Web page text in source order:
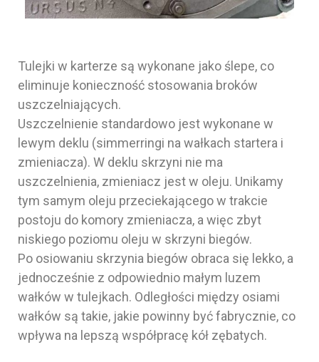
Tulejki w karterze są wykonane jako ślepe, co
eliminuje konieczność stosowania broków
uszczelniających.
Uszczelnienie standardowo jest wykonane w
lewym deklu (simmerringi na wałkach startera i
zmieniacza). W deklu skrzyni nie ma
uszczelnienia, zmieniacz jest w oleju. Unikamy
tym samym oleju przeciekającego w trakcie
postoju do komory zmieniacza, a więc zbyt
niskiego poziomu oleju w skrzyni biegów.
Po osiowaniu skrzynia biegów obraca się lekko, a
jednocześnie z odpowiednio małym luzem
wałków w tulejkach. Odległości między osiami
wałków są takie, jakie powinny być fabrycznie, co
wpływa na lepszą współpracę kół zębatych.